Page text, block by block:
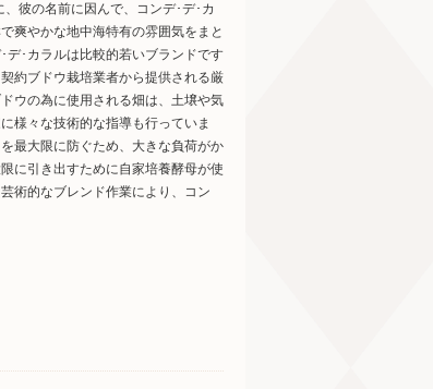
彼の名前に因んで、コンデ･デ･カ
爽やかな地中海特有の雰囲気をまと
デ･カラルは比較的若いブランドです
約ブドウ栽培業者から提供される厳
ウの為に使用される畑は、土壌や気
様々な技術的な指導も行っていま
最大限に防ぐため、大きな負荷がか
に引き出すために自家培養酵母が使
術的なブレンド作業により、コン